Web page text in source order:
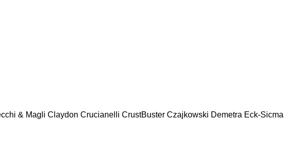
& Magli Claydon Crucianelli CrustBuster Czajkowski Demetra Eck-Sicma